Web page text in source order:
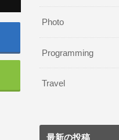
Photo
Programming
Travel
最新の投稿